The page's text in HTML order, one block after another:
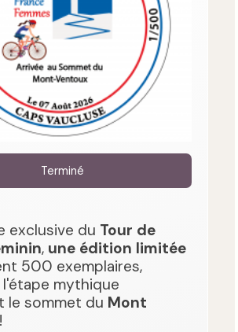
Terminé
exclusive du Tour de
, une édition limitée
500 exemplaires,
mythique
le sommet du Mont
!